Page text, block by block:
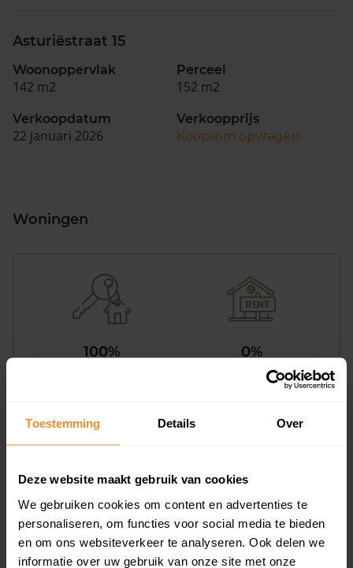
Toestemming Details Over
Deze website maakt gebruik van cookies
We gebruiken cookies om content en advertenties te
personaliseren, om functies voor social media te bieden
en om ons websiteverkeer te analyseren. Ook delen we
informatie over uw gebruik van onze site met onze
Asturiëstraat 15
Woonoppervlak
142 m2
Perceel
152 m2
Verkoopdatum
22 januari 2026
Verkoopprijs
Koopsom opvragen
Woningen
100%
0%
Huurwoningen
Appartementen
0%